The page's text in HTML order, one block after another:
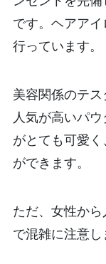
です。ヘアア
行っています。
美容関係のテ
人気が高いパ
がとても可愛
ができます。
ただ、女性か
で混雑に注意し